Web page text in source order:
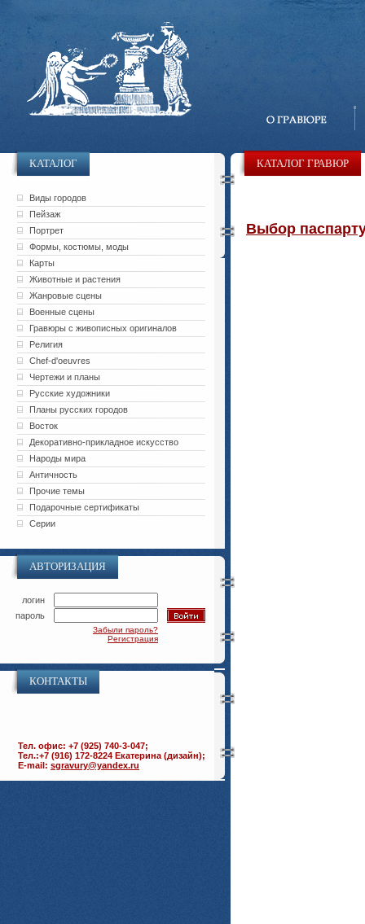
КАТАЛОГ
Виды городов
Пейзаж
Портрет
Формы, костюмы, моды
Карты
Животные и растения
Жанровые сцены
Военные сцены
Гравюры с живописных оригиналов
Религия
Chef-d'oeuvres
Чертежи и планы
Русские художники
Планы русских городов
Восток
Декоративно-прикладное искусство
Народы мира
Античность
Прочие темы
Подарочные сертификаты
Серии
АВТОРИЗАЦИЯ
логин
пароль
Забыли пароль?
Регистрация
КОНТАКТЫ
Тел. офис: +7 (925) 740-3-047;
Тел.:+7 (916) 172-8224 Екатерина (дизайн);
E-mail: sgravury@yandex.ru
КАТАЛОГ ГРАВЮР
Выбор